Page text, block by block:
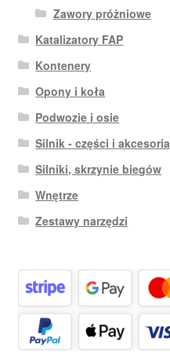
Zawory próżniowe
Katalizatory FAP
Kontenery
Opony i koła
Podwozie i osie
Silnik - części i akcesoria
Silniki, skrzynie biegów
Wnętrze
Zestawy narzędzi